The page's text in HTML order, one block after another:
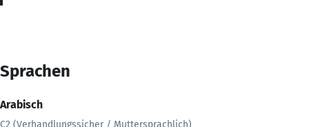
Sprachen
Arabisch
C2 (Verhandlungssicher / Muttersprachlich)